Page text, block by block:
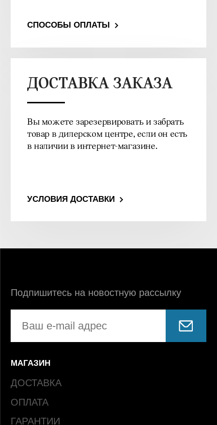
СПОСОБЫ ОПЛАТЫ
ДОСТАВКА ЗАКАЗА
Вы можете зарезервировать и забрать
товар в дилерском центре, если он есть
в наличии в интернет-магазине.
УСЛОВИЯ ДОСТАВКИ
МАГАЗИН
ДОСТАВКА
ОПЛАТА
ГАРАНТИИ
Подпишитесь на новостную рассылку